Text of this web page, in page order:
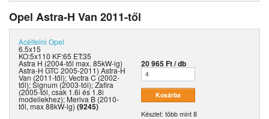
Opel Astra-H Van 2011-től
Acélfelni Opel
6.5x15
KO:5x110 KF:65 ET:35
Astra H (2004-től max. 85kW-ig)
Astra-H GTC 2005-2011) Astra-H
Van (2011-től); Vectra C (2002-
től); Signum (2003-tól); Zafira
(2005-tól, csak 1.6i és 1.8i
modellekhez); Meriva B (2010-
től, max 88kW-ig) (9245)
20 965 Ft / db
Készlet: több mint 8